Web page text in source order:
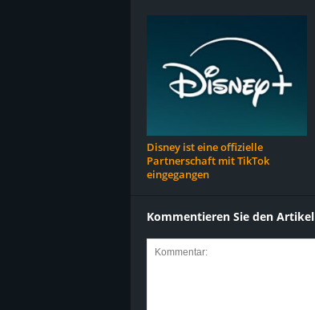
Disney ist eine offizielle
Partnerschaft mit TikTok
eingegangen
Kommentieren Sie den Artikel